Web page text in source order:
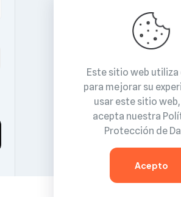
Este sitio web
para mejorar su
usar este sitio
acepta nuestra
Protección de
Acepto